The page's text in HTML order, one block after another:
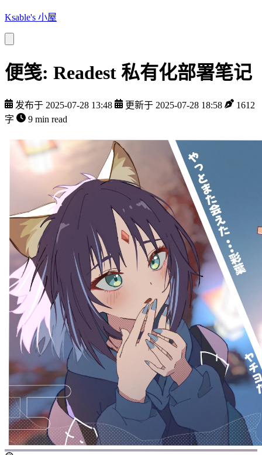
Ksable's 小屋
便笺: Readest 私有化部署笔记
发布于 2025-07-28 13:48 更新于 2025-07-28 18:58
1612
字
9 min read